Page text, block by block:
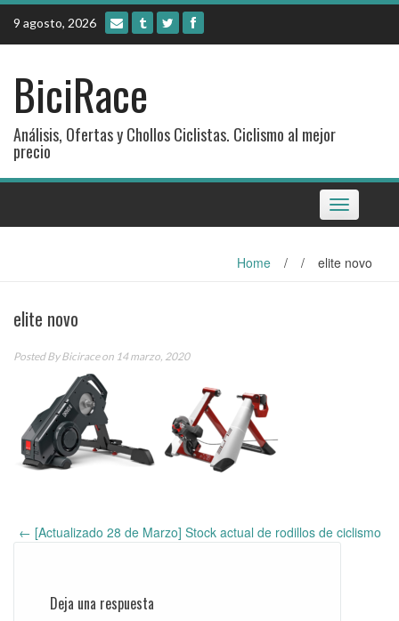
Skip
content
9 agosto, 2026
BiciRace
Análisis, Ofertas y Chollos Ciclistas. Ciclismo al mejor
precio
Toggle
navigation
Home / / elite novo
elite novo
Posted ByBiciraceon 14 marzo, 2020
Post
← [Actualizado 28 de Marzo] Stock actual de rodillos de ciclismo
Deja una respuesta